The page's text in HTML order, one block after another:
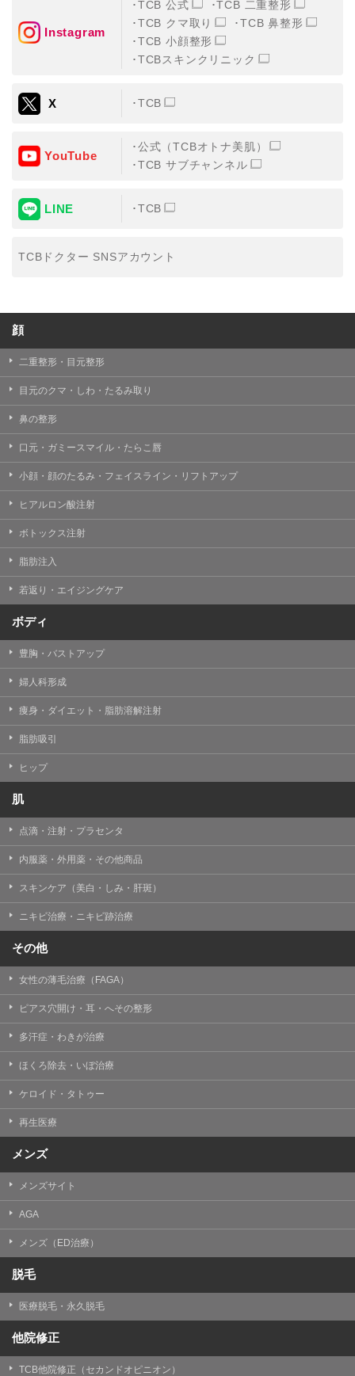
Instagram
TCB 公式
TCB 二重整形
TCB クマ取り
TCB 鼻整形
TCB 小顔整形
TCBスキンクリニック
X TCB
YouTube
公式（TCBオトナ美肌）
TCB サブチャンネル
LINE TCB
TCBドクター SNSアカウント
顔
二重整形・目元整形
目元のクマ・しわ・たるみ取り
鼻の整形
口元・ガミースマイル・たらこ唇
小顔・顔のたるみ・フェイスライン・リフトアップ
ヒアルロン酸注射
ボトックス注射
脂肪注入
若返り・エイジングケア
ボディ
豊胸・バストアップ
婦人科形成
痩身・ダイエット・脂肪溶解注射
脂肪吸引
ヒップ
肌
点滴・注射・プラセンタ
内服薬・外用薬・その他商品
スキンケア（美白・しみ・肝斑）
ニキビ治療・ニキビ跡治療
その他
女性の薄毛治療（FAGA）
ピアス穴開け・耳・へその整形
多汗症・わきが治療
ほくろ除去・いぼ治療
ケロイド・タトゥー
再生医療
メンズ
メンズサイト
AGA
メンズ（ED治療）
脱毛
医療脱毛・永久脱毛
他院修正
TCB他院修正（セカンドオピニオン）